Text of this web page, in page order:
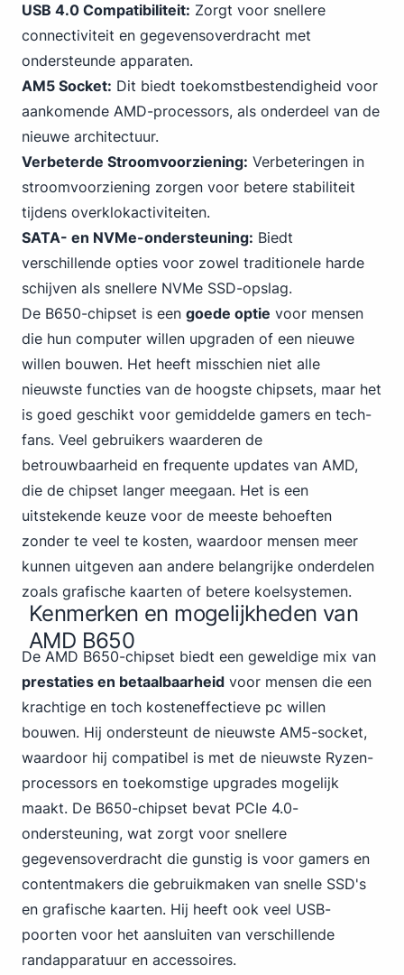
USB 4.0 Compatibiliteit: Zorgt voor snellere
connectiviteit en gegevensoverdracht met
ondersteunde apparaten.
AM5 Socket: Dit biedt toekomstbestendigheid voor
aankomende AMD-processors, als onderdeel van de
nieuwe architectuur.
Verbeterde Stroomvoorziening: Verbeteringen in
stroomvoorziening zorgen voor betere stabiliteit
tijdens overklokactiviteiten.
SATA- en NVMe-ondersteuning: Biedt
verschillende opties voor zowel traditionele harde
schijven als snellere NVMe SSD-opslag.
De B650-chipset is een goede optie voor mensen
die hun computer willen upgraden of een nieuwe
willen bouwen. Het heeft misschien niet alle
nieuwste functies van de hoogste chipsets, maar het
is goed geschikt voor gemiddelde gamers en tech-
fans. Veel gebruikers waarderen de
betrouwbaarheid en frequente updates van AMD,
die de chipset langer meegaan. Het is een
uitstekende keuze voor de meeste behoeften
zonder te veel te kosten, waardoor mensen meer
kunnen uitgeven aan andere belangrijke onderdelen
zoals grafische kaarten of betere koelsystemen.
Kenmerken en mogelijkheden van
AMD B650
De AMD B650-chipset biedt een geweldige mix van
prestaties en betaalbaarheid voor mensen die een
krachtige en toch kosteneffectieve pc willen
bouwen. Hij ondersteunt de nieuwste AM5-socket,
waardoor hij compatibel is met de nieuwste Ryzen-
processors en toekomstige upgrades mogelijk
maakt. De B650-chipset bevat PCIe 4.0-
ondersteuning, wat zorgt voor snellere
gegevensoverdracht die gunstig is voor gamers en
contentmakers die gebruikmaken van snelle SSD's
en grafische kaarten. Hij heeft ook veel USB-
poorten voor het aansluiten van verschillende
randapparatuur en accessoires.